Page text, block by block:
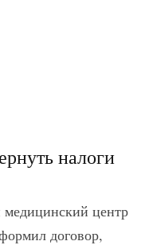
налоги
медицинский центр
договор,